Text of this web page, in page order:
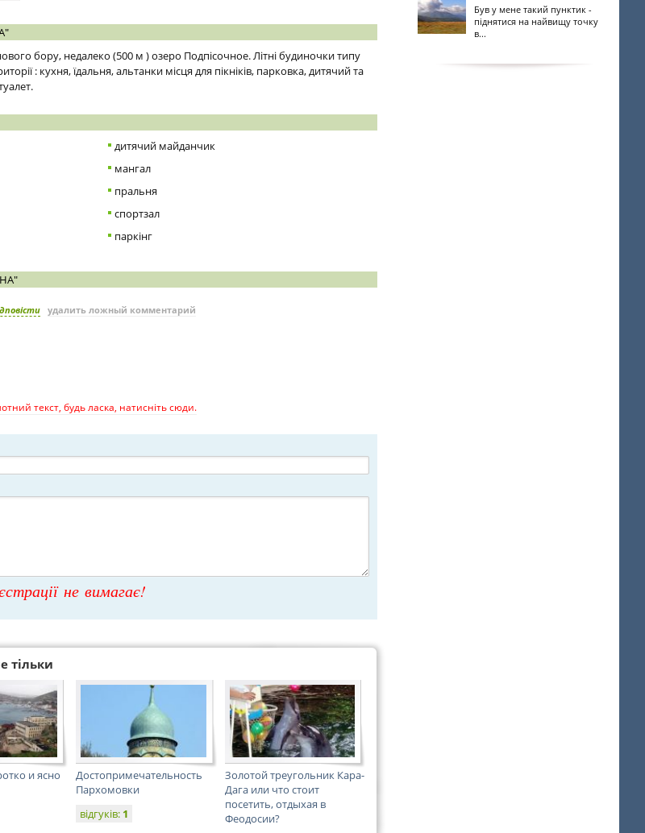
бору, недалеко (500 м ) озеро Подпісочное. Літні будиночки типу
: кухня, їдальня, альтанки місця для пікніків, парковка, дитячий та
дитячий майданчик
мангал
пральня
спортзал
паркінг
удалить ложный комментарий
текст, будь ласка, натисніть сюди.
не вимагає!
тільки
и ясно
Достопримечательность
Пархомовки
відгуків: 1
Золотой треугольник Кара-
Дага или что стоит
посетить, отдыхая в
Феодосии?
Був у мене такий пунктик -
піднятися на найвищу точку
в...